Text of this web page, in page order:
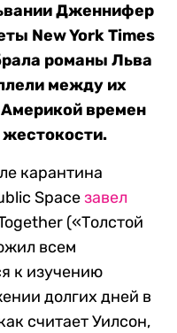
Дженнифер
New York Times
романы Льва
между их
времен
карантина
Spaceзавел
(«Толстой
всем
к изучению
долгих дней в
считает Уилсон,